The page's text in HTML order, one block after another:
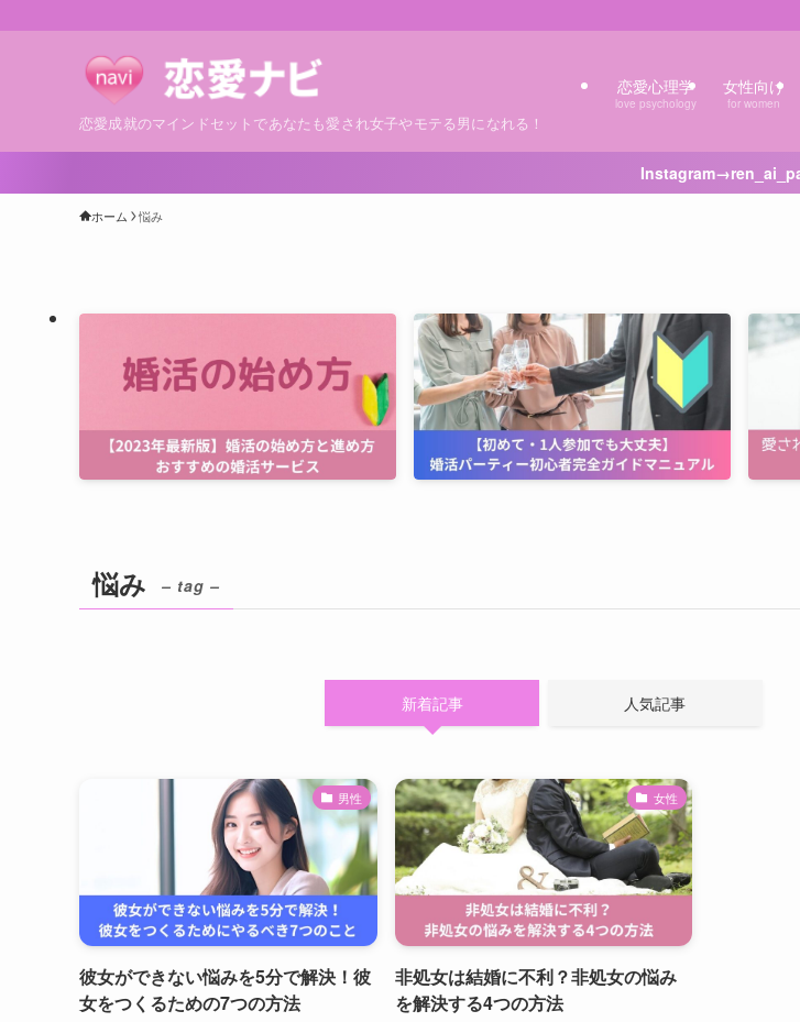
恋愛成就のマインドセットであなたも愛され女子やモテる男になれる！
恋愛心理学
love psychology
女性向け
for women
ホーム 悩み
悩み – tag –
新着記事 人気記事
男性
彼女ができない悩みを5分で解決！彼
女をつくるための7つの方法
女性
非処女は結婚に不利？非処女の悩み
を解決する4つの方法